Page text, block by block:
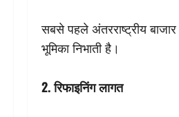
सबसे पहले अंतरराष्ट्रीय
भूमिका निभाती है।
2. रिफाइनिंग लागत